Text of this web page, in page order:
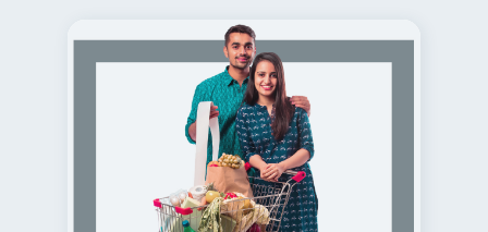
Finanzas personales 44
Manejo de deudas 31
Educación financiera 31
Finanzas para jóvenes 30
Control de deudas 30
Finanzas familiares 25